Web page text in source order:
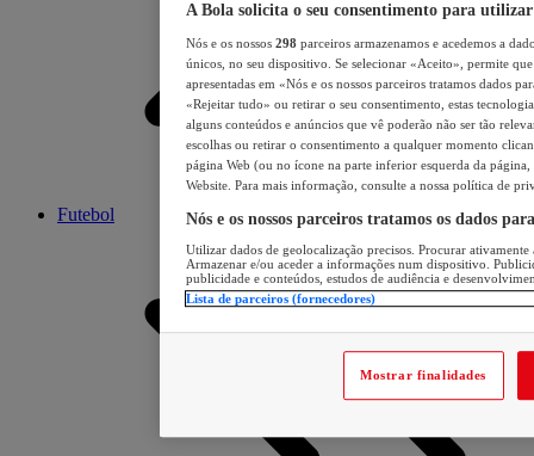
Futebol
A Bola solicita o seu consentimento para utilizar
Nós e os nossos 298 parceiros armazenamos e acedemos a
únicos, no seu dispositivo. Se selecionar «Aceito», permite
apresentadas em «Nós e os nossos parceiros tratamos dados
«Rejeitar tudo» ou retirar o seu consentimento, estas
alguns conteúdos e anúncios que vê poderão não ser tão
escolhas ou retirar o consentimento a qualquer momento
página Web (ou no ícone na parte inferior esquerda da página,
Website. Para mais informação, consulte a nossa política de
Nós e os nossos parceiros tratamos os dados
Utilizar dados de geolocalização precisos. Procurar
Armazenar e/ou aceder a informações num dispositivo.
publicidade e conteúdos, estudos de audiência e
Lista de parceiros (fornecedores)
Mostrar finalidades